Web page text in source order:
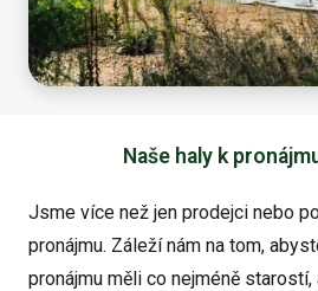
Naše haly k
Jsme více než jen prodejci nebo
pronájmu. Záleží nám na tom,
pronájmu měli co nejméně